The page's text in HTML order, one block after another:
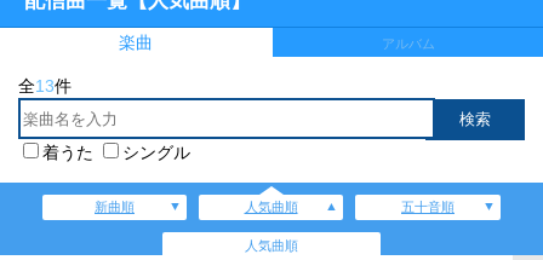
楽曲 アルバム
全13件
着うた シングル
新曲順 人気曲順 五十音順
人気曲順